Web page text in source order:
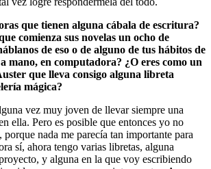
que tienen alguna cábala de escritura?
comienza sus novelas un ocho de
de eso o de alguno de tus hábitos de
mano, en computadora? ¿O eres como un
que lleva consigo alguna libreta
mágica?
vez muy joven de llevar siempre una
ella. Pero es posible que entonces yo no
porque nada me parecía tan importante para
sí, ahora tengo varias libretas, alguna
y alguna en la que voy escribiendo